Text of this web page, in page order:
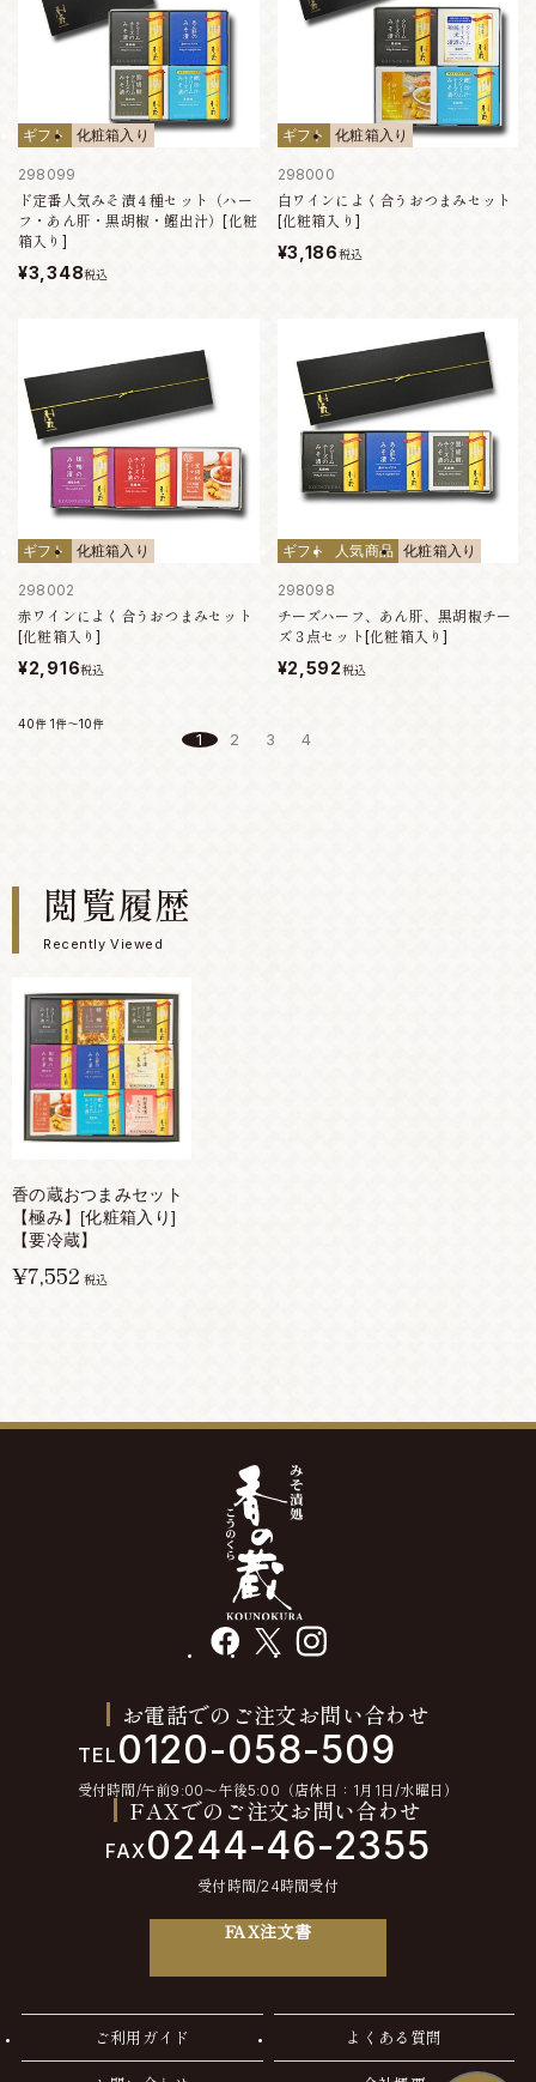
ギフト 化粧箱入り
298099
ド定番人気みそ漬４種セット（ハー
フ・あん肝・黒胡椒・鰹出汁）[化粧
箱入り]
¥3,348税込
ギフト 化粧箱入り
298000
白ワインによく合うおつまみセット
[化粧箱入り]
¥3,186税込
ギフト 化粧箱入り
298002
赤ワインによく合うおつまみセット
[化粧箱入り]
¥2,916税込
ギフト 人気商品 化粧箱入り
298098
チーズハーフ、あん肝、黒胡椒チー
ズ３点セット[化粧箱入り]
¥2,592税込
40件 1件～10件
1 2 3 4
閲覧履歴
Recently Viewed
香の蔵おつまみセット
【極み】[化粧箱入り]
【要冷蔵】
¥7,552 税込
facebook instagram
お電話でのご注文お問い合わせ
TEL 0120-058-509
受付時間/午前9:00〜午後5:00（店休日：1月1日/水曜日）
FAXでのご注文お問い合わせ
FAX 0244-46-2355
受付時間/24時間受付
FAX注文書
ご利用ガイド よくある質問